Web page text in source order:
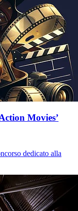
Movies’
dedicato alla